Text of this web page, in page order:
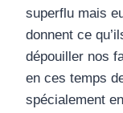
superflu mais
donnent ce
dépouiller nos
en ces temps
spécialement